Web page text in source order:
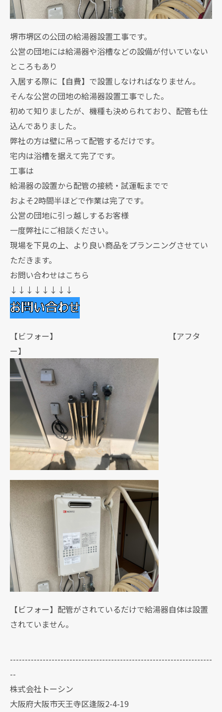
堺市堺区の公団の給湯器設置工事です。
公営の団地には給湯器や浴槽などの設備が付いていない
ところもあり
入居する際に【自費】で設置しなければなりません。
そんな公営の団地の給湯器設置工事でした。
初めて知りましたが、機種も決められており、配管も仕
込んでありました。
弊社の方は壁に吊って配管するだけです。
宅内は浴槽を据えて完了です。
工事は
給湯器の設置から配管の接続・試運転までで
およそ2時間半ほどで作業は完了です。
公営の団地に引っ越しするお客様
一度弊社にご相談ください。
現場を下見の上、より良い商品をプランニングさせてい
ただきます。
お問い合わせはこちら
↓↓↓↓↓↓↓↓
【ビフォー】 【アフタ
ー】
【ビフォー】配管がされているだけで給湯器自体は設置
されていません。
--------------------------------------------------------------------
--
株式会社トーシン
大阪府大阪市天王寺区逢阪2-4-19